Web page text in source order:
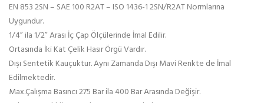
EN 853 2SN – SAE 100 R2AT – ISO 1436-1 2SN/R2AT Normlarına
Uygundur.
1/4” ila 1/2” Arası İç Çap Ölçülerinde İmal Edilir.
Ortasında İki Kat Çelik Hasır Örgü Vardır.
Dışı Sentetik Kauçuktur. Aynı Zamanda Dışı Mavi Renkte de İmal
Edilmektedir.
Max.Çalışma Basıncı 275 Bar ila 400 Bar Arasında Değişir.